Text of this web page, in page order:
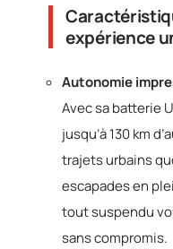
expérience
Autonomie
Avec sa batterie
jusqu’à 130 km
trajets urbains
escapades en
tout suspendu
sans compromis.